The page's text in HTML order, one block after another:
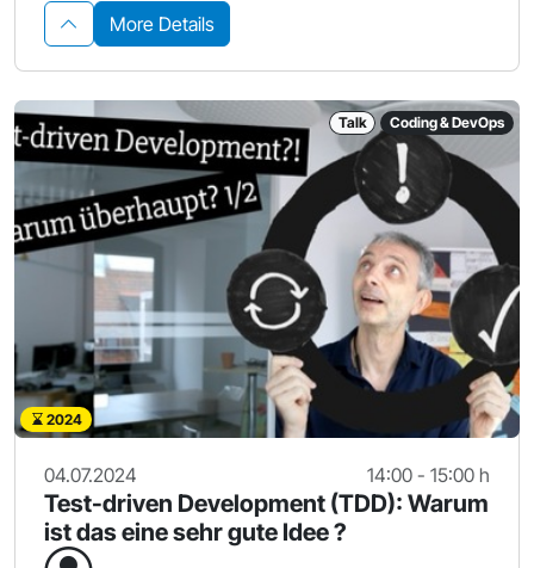
More Details
Talk Coding & DevOps
2024
04.07.2024 14:00 - 15:00 h
Test-driven Development (TDD): Warum
ist das eine sehr gute Idee ?